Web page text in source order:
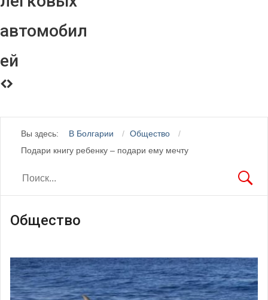
автомобил
ей
Вы здесь: В Болгарии
Общество
Подари книгу ребенку – подари ему мечту
Общество